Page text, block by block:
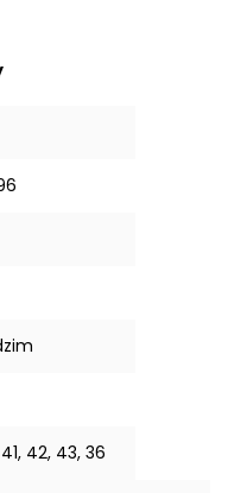
42, 43, 36